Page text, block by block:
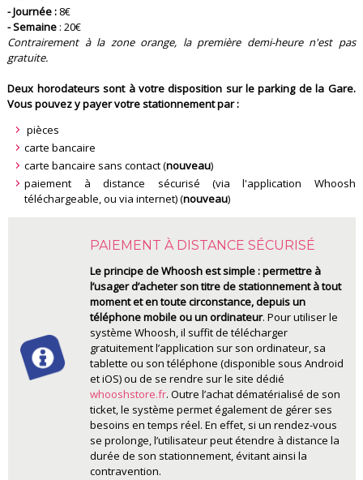
- Journée : 8€
- Semaine : 20€
Contrairement à la zone orange, la première demi-heure n'est pas
gratuite.
Deux horodateurs sont à votre disposition sur le parking de la Gare.
Vous pouvez y payer votre stationnement par :
pièces
carte bancaire
carte bancaire sans contact (nouveau)
paiement à distance sécurisé (via l'application Whoosh
téléchargeable, ou via internet) (nouveau)
PAIEMENT À DISTANCE SÉCURISÉ
Le principe de Whoosh est simple : permettre à
l’usager d’acheter son titre de stationnement à tout
moment et en toute circonstance, depuis un
téléphone mobile ou un ordinateur. Pour utiliser le
système Whoosh, il suffit de télécharger
gratuitement l’application sur son ordinateur, sa
tablette ou son téléphone (disponible sous Android
et iOS) ou de se rendre sur le site dédié
whooshstore.fr. Outre l’achat dématérialisé de son
ticket, le système permet également de gérer ses
besoins en temps réel. En effet, si un rendez-vous
se prolonge, l’utilisateur peut étendre à distance la
durée de son stationnement, évitant ainsi la
contravention.